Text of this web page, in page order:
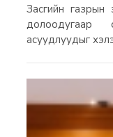
Засгийн
асуудлуудыг